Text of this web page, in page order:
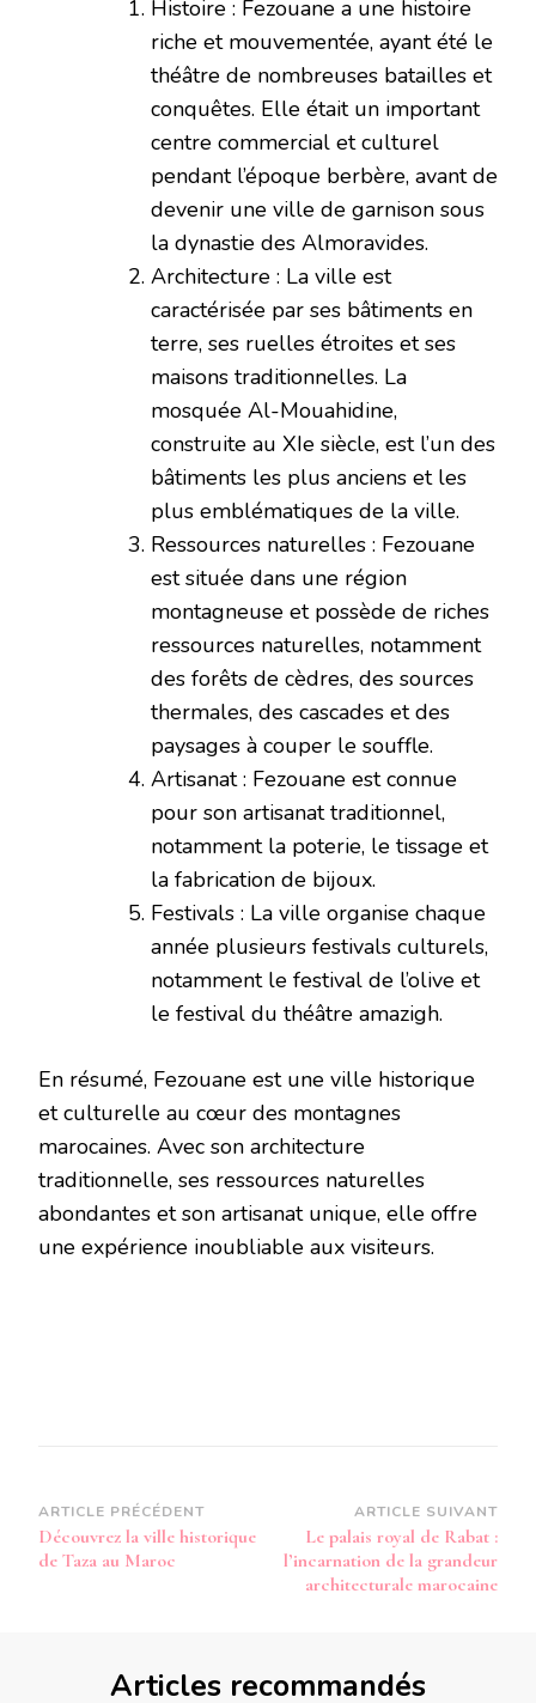
Histoire : Fezouane a une histoire
riche et mouvementée, ayant été le
théâtre de nombreuses batailles et
conquêtes. Elle était un important
centre commercial et culturel
pendant l’époque berbère, avant de
devenir une ville de garnison sous
la dynastie des Almoravides.
Architecture : La ville est
caractérisée par ses bâtiments en
terre, ses ruelles étroites et ses
maisons traditionnelles. La
mosquée Al-Mouahidine,
construite au XIe siècle, est l’un des
bâtiments les plus anciens et les
plus emblématiques de la ville.
Ressources naturelles : Fezouane
est située dans une région
montagneuse et possède de riches
ressources naturelles, notamment
des forêts de cèdres, des sources
thermales, des cascades et des
paysages à couper le souffle.
Artisanat : Fezouane est connue
pour son artisanat traditionnel,
notamment la poterie, le tissage et
la fabrication de bijoux.
Festivals : La ville organise chaque
année plusieurs festivals culturels,
notamment le festival de l’olive et
le festival du théâtre amazigh.
En résumé, Fezouane est une ville historique
et culturelle au cœur des montagnes
marocaines. Avec son architecture
traditionnelle, ses ressources naturelles
abondantes et son artisanat unique, elle offre
une expérience inoubliable aux visiteurs.
Navigation
d’article
ARTICLE PRÉCÉDENT
Découvrez la ville historique
de Taza au Maroc
ARTICLE SUIVANT
Le palais royal de Rabat :
l’incarnation de la grandeur
architecturale marocaine
Articles recommandés